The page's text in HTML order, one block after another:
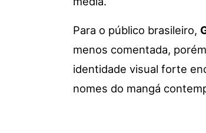
Para o público brasileiro,
menos comentada,
identidade visual forte
nomes do mangá